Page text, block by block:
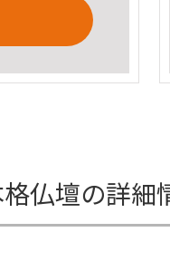
仏壇の詳細